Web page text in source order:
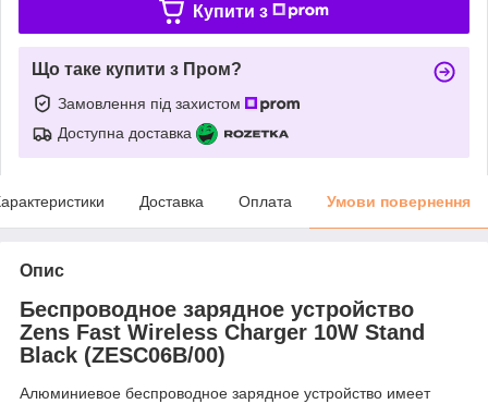
Купити з
Що таке купити з Пром?
Замовлення під захистом
Доступна доставка
Доставка Оплата Умови повернення
Опис
Беспроводное зарядное устройство
Zens Fast Wireless Charger 10W Stand
Black (ZESC06B/00)
Алюминиевое беспроводное зарядное устройство имеет